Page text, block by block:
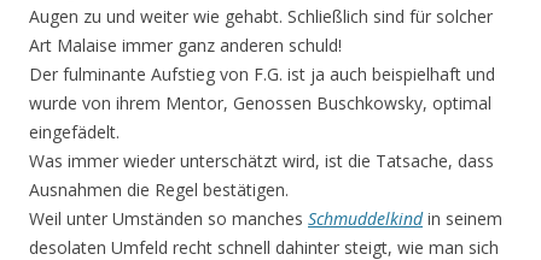
Augen zu und weiter wie gehabt. Schließlich sind für solcher
Art Malaise immer ganz anderen schuld!
Der fulminante Aufstieg von F.G. ist ja auch beispielhaft und
wurde von ihrem Mentor, Genossen Buschkowsky, optimal
eingefädelt.
Was immer wieder unterschätzt wird, ist die Tatsache, dass
Ausnahmen die Regel bestätigen.
Weil unter Umständen so manches Schmuddelkindin seinem
desolaten Umfeld recht schnell dahin­ter steigt, wie man sich